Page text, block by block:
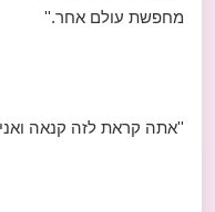
מחפשת עולם אחר.''
''אתה קראת לזה קנאה